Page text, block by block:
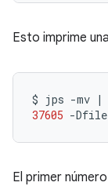
Esto imprime
$ jps -mv |
37605 -
El primer